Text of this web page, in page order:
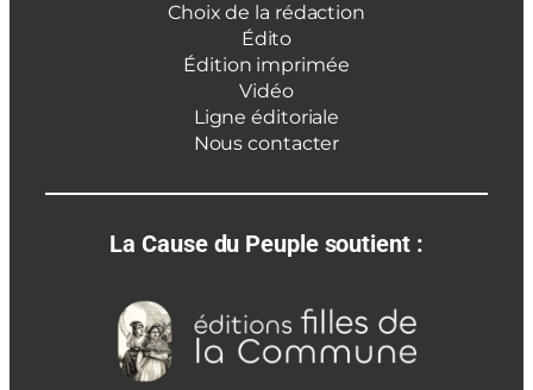
Choix de la rédaction
Édito
Édition imprimée
Vidéo
Ligne éditoriale
Nous contacter
La Cause du Peuple soutient :